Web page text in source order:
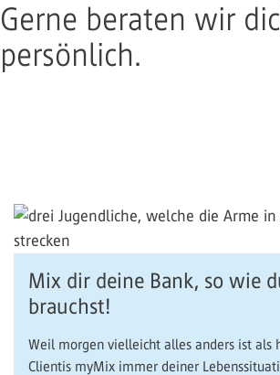
Gerne beraten wir
persönlich.
Mix dir deine Bank, so wie
brauchst!
Weil morgen vielleicht alles anders ist als
Clientis myMix immer deiner